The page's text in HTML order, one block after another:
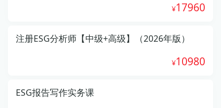
17960
注册ESG分析师【中级+高级】（2026年版）
10980
ESG报告写作实务课